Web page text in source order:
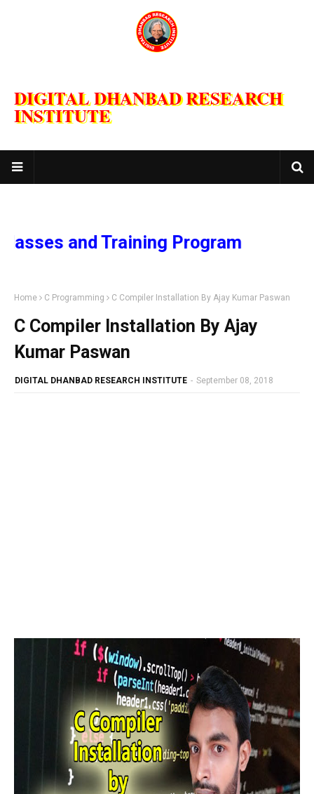
DIGITAL DHANBAD RESEARCH
INSTITUTE
Training Program
Home C Programming C Compiler Installation By Ajay Kumar Paswan
C Compiler Installation By Ajay
Kumar Paswan
DIGITAL DHANBAD RESEARCH INSTITUTE - September 08, 2018